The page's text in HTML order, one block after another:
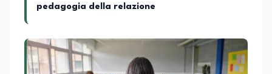
telerefertazione. È inoltre Delegato della
ed è membro del tavolo delle regioni,
dove coordina un progetto per la
creazione di un Hub Formativo in Tunisia.
pedagogia della relazione